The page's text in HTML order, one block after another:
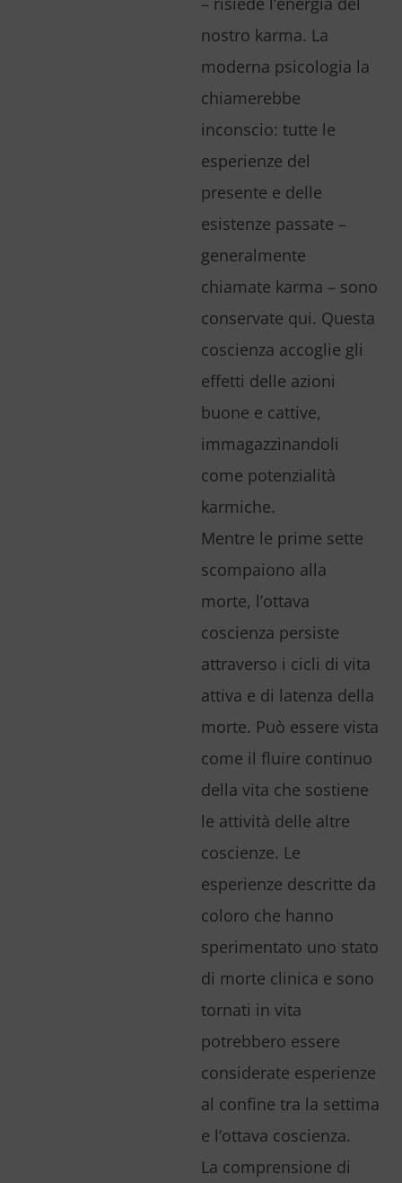
nostro karma. La
moderna psicologia la
chiamerebbe
inconscio: tutte le
esperienze del
presente e delle
esistenze passate –
generalmente
chiamate karma – sono
conservate qui. Questa
coscienza accoglie gli
effetti delle azioni
buone e cattive,
immagazzinandoli
come potenzialità
karmiche.
Mentre le prime sette
scompaiono alla
morte, l’ottava
coscienza persiste
attraverso i cicli di vita
attiva e di latenza della
morte. Può essere vista
come il fluire continuo
della vita che sostiene
le attività delle altre
coscienze. Le
esperienze descritte da
coloro che hanno
sperimentato uno stato
di morte clinica e sono
tornati in vita
potrebbero essere
considerate esperienze
al confine tra la settima
e l’ottava coscienza.
La comprensione di